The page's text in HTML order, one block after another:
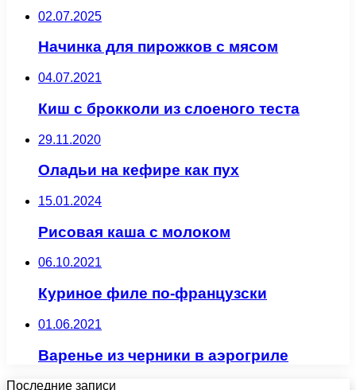
02.07.2025
Начинка для пирожков с мясом
04.07.2021
Киш с брокколи из слоеного теста
29.11.2020
Оладьи на кефире как пух
15.01.2024
Рисовая каша с молоком
06.10.2021
Куриное филе по-французски
01.06.2021
Варенье из черники в аэрогриле
Последние записи